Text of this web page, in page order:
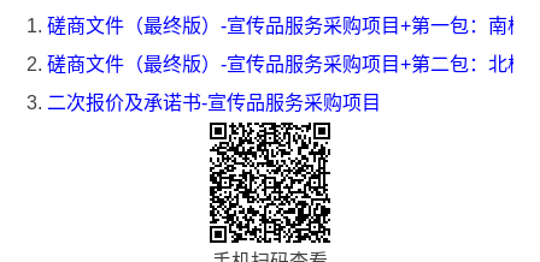
1.磋商文件（最终版）-宣传品服务采购项目+第一包：南校
2.磋商文件（最终版）-宣传品服务采购项目+第二包：北校
3. 二次报价及承诺书-宣传品服务采购项目